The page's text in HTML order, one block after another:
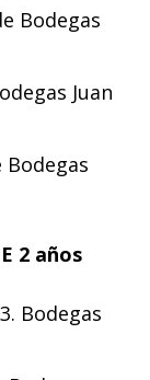
Bodegas
Juan
2 años
Bodegas